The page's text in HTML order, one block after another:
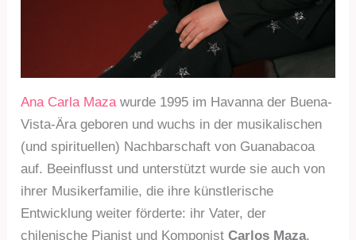
Ana Carla Maza wurde 1995 im Havanna der Buena-
Vista-Ära geboren und wuchs in der musikalischen
(und spirituellen) Nachbarschaft von Guanabacoa
auf. Beeinflusst und unterstützt wurde sie auch von
ihrer Musikerfamilie, die ihre künstlerische
Entwicklung weiter förderte: ihr Vater, der
chilenische Pianist und KomponistCarlos Maza,